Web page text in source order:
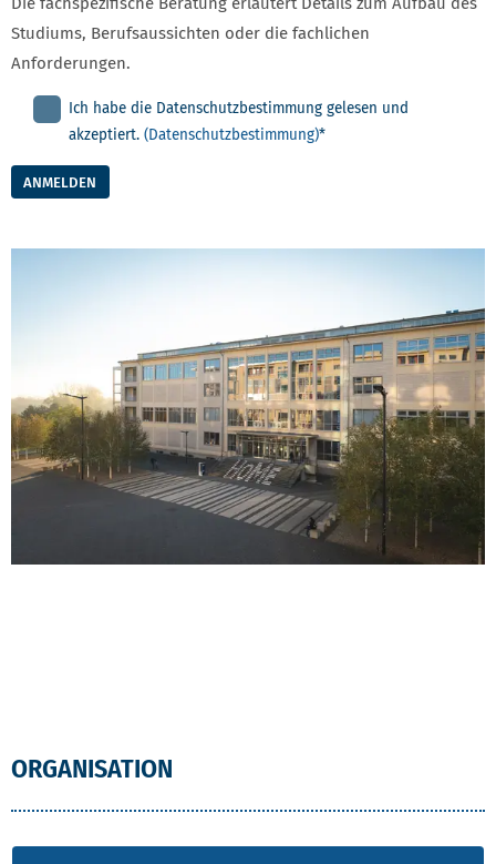
Studiums, Berufsaussichten oder die fachlichen
Anforderungen.
Ich habe die Datenschutzbestimmung gelesen und
akzeptiert. (Datenschutzbestimmung)*
ANMELDEN
ORGANISATION